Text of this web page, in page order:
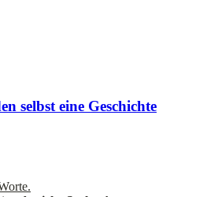
selbst eine Geschichte